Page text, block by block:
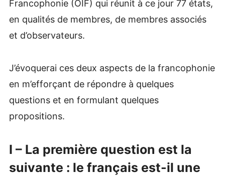
Francophonie (OIF) qui réunit à ce jour 77 états,
en qualités de membres, de membres associés
et d’observateurs.
J’évoquerai ces deux aspects de la francophonie
en m’efforçant de répondre à quelques
questions et en formulant quelques
propositions.
I – La première question est la
suivante : le français est-il une